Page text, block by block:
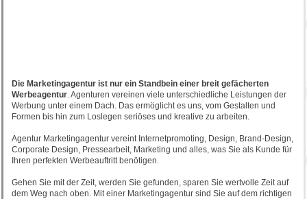
Die Marketingagentur ist nur ein Standbein einer breit gefächerten
Werbeagentur. Agenturen vereinen viele unterschiedliche Leistungen der
Werbung unter einem Dach. Das ermöglicht es uns, vom Gestalten und
Formen bis hin zum Loslegen seriöses und kreative zu arbeiten.
Agentur Marketingagentur vereint Internetpromoting, Design, Brand-Design,
Corporate Design, Pressearbeit, Marketing und alles, was Sie als Kunde für
Ihren perfekten Werbeauftritt benötigen.
Gehen Sie mit der Zeit, werden Sie gefunden, sparen Sie wertvolle Zeit auf
dem Weg nach oben. Mit einer Marketingagentur sind Sie auf dem richtigen